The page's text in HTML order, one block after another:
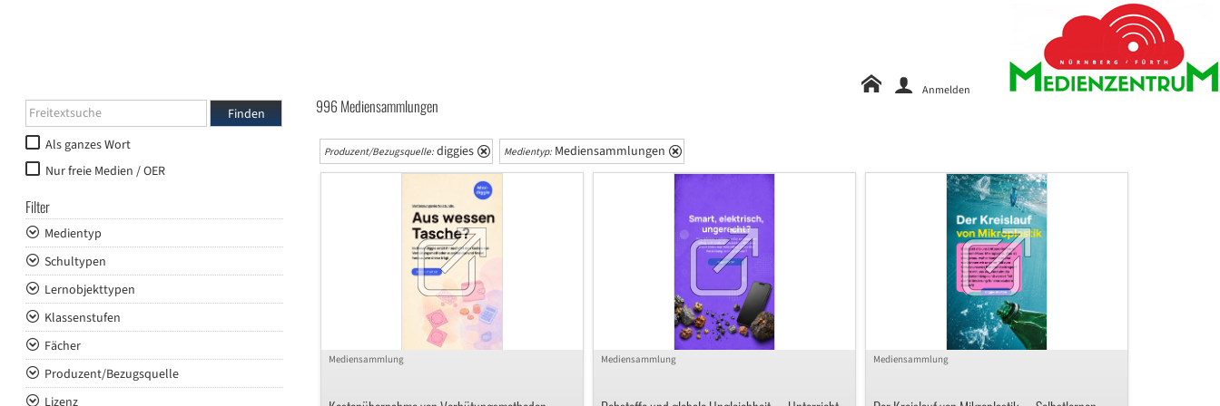
Anmelden
Freitextsuche
Finden
Als ganzes Wort
Nur freie Medien / OER
Filter
Medientyp
Schultypen
Lernobjekttypen
Klassenstufen
Fächer
Produzent/Bezugsquelle
Lizenz
996 Mediensammlungen
Produzent/Bezugsquelle:diggies Medientyp:Mediensammlungen
Mediensammlung Mediensammlung Mediensammlung